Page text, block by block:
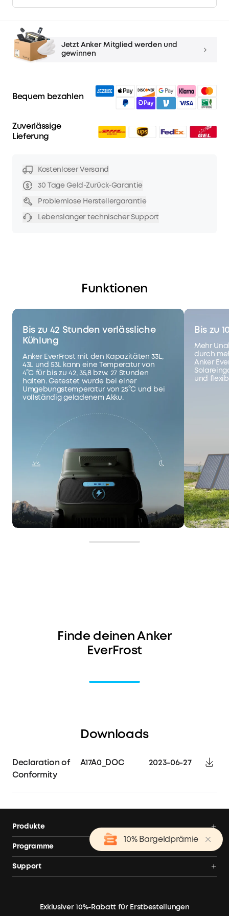
Jetzt Anker Mitglied werden und
gewinnen
Bequem bezahlen
Zuverlässige
Lieferung
Kostenloser Versand
30 Tage Geld-Zurück-Garantie
Problemlose Herstellergarantie
Lebenslanger technischer Support
Funktionen
Bis zu 42 Stunden verlässliche
Kühlung
Anker EverFrost mit den Kapazitäten 33L,
43L und 53L kann eine Temperatur von
4°C für bis zu 42, 35,8 bzw. 27 Stunden
halten. Getestet wurde bei einer
Umgebungstemperatur von 25°C und bei
vollständig geladenem Akku.
Bis zu
Mehr
durch
Anker
und
Finde deinen Anker
EverFrost
Downloads
Declaration of
Conformity
A17A0_DOC 2023-06-27
10% Bargeldprämie
Produkte
Balkonkraftwerk mit Speicher
Powerstation Angebote
Programme
Blog
Hot Deals
Support
Exklusiver 10%-Rabatt für Erstbestellungen